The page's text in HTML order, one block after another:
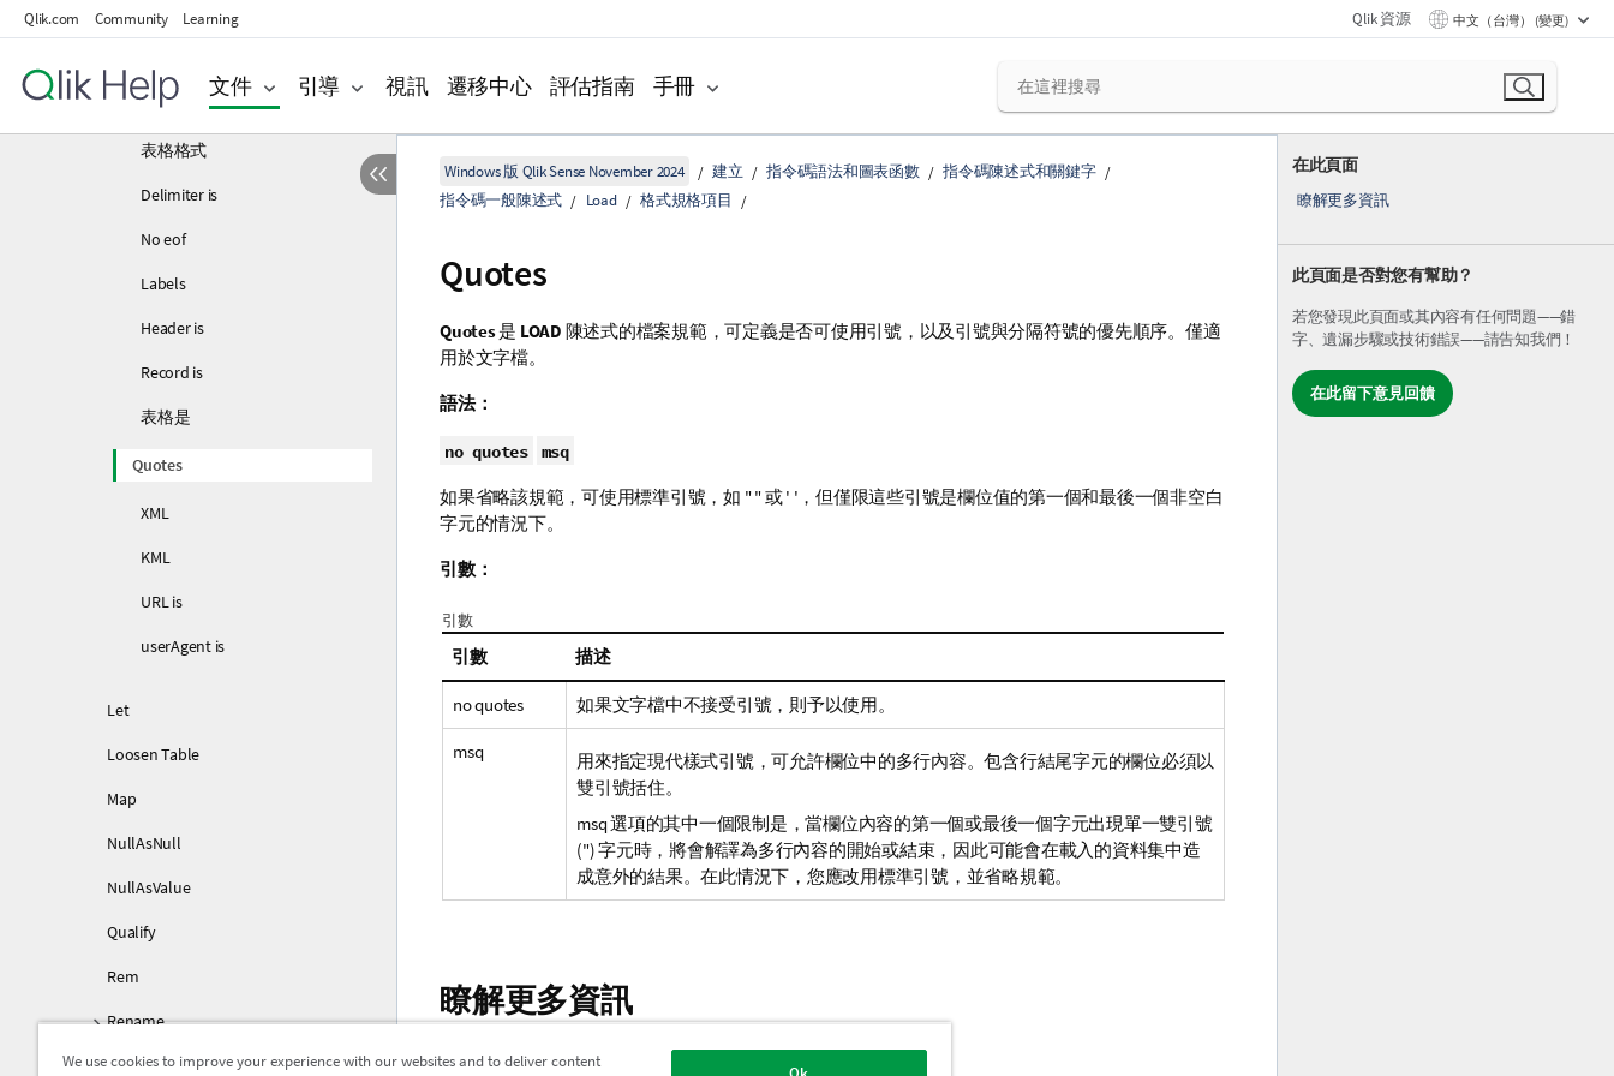
Qlik.com Community Learning Qlik 資源 中文（台灣） (變更)
文件 引導 視訊 遷移中心 評估指南 手冊
相異
格式規格項目
字元集
表格格式
Delimiter is
No eof
Labels
Header is
Record is
表格是
Quotes
XML
KML
URL is
userAgent is
Let
Loosen Table
Map
NullAsNull
NullAsValue
Qualify
Rem
Rename
Search
在此頁面
瞭解更多資訊
此頁面是否對您有幫助？
若您發現此頁面或其內容有任何問題——錯
字、遺漏步驟或技術錯誤——請告知我們！
在此留下意見回饋
Windows 版 Qlik Sense November 2024 建立 指令碼語法和圖表函數
指令碼陳述式和關鍵字
指令碼一般陳述式
Load 格式規格項目
Quotes
Quotes是 LOAD 陳述式的檔案規範，可定義是否可使用引號，以及引號與分隔符號的優先順序。僅適
用於文字檔。
語法：
no quotes msq
如果省略該規範，可使用標準引號，如 " "或' ' ，但僅限這些引號是欄位值的第一個和最後一個非空白
字元的情況下。
引數：
引數
引數 描述
no quotes 如果文字檔中不接受引號，則予以使用。
msq
用來指定現代樣式引號，可允許欄位中的多行內容。包含行結尾字元的欄位必須以
雙引號括住。
msq 選項的其中一個限制是，當欄位內容的第一個或最後一個字元出現單一雙引號
(") 字元時，將會解譯為多行內容的開始或結束，因此可能會在載入的資料集中造
成意外的結果。在此情況下，您應改用標準引號，並省略規範。
瞭解更多資訊
We use cookies to improve your experience with our websites and to deliver content